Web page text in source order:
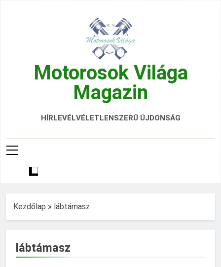
Motorosok Világa
Magazin
Hírek, Tesztek, Élmények Egy Helyen!
HÍRLEVÉLVÉLETLENSZERŰ ÚJDONSÁG
Kezdőlap » lábtámasz
lábtámasz